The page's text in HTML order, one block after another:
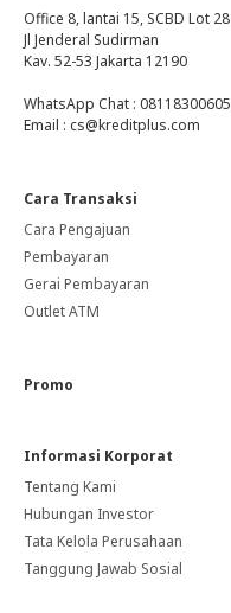
Office 8, lantai 15, SCBD Lot 28
Jl Jenderal Sudirman
Kav. 52-53 Jakarta 12190
WhatsApp Chat : 08118300605
Email : cs@kreditplus.com
Informasi Korporat
Tentang Kami
Hubungan Investor
Tata Kelola Perusahaan
Tanggung Jawab Sosial
Cara Transaksi
Cara Pengajuan
Pembayaran
Gerai Pembayaran
Outlet ATM
Promo